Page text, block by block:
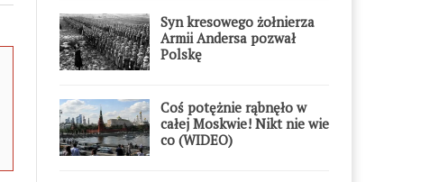
Syn kresowego żołnierza
Armii Andersa pozwał
Polskę
Coś potężnie rąbnęło w
całej Moskwie! Nikt nie wie
co (WIDEO)